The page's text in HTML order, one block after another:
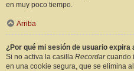
en muy poco tiempo.
Arriba
¿Por qué mi sesión de usuario expira
Si no activa la casilla Recordarcuando
en una cookie segura, que se elimina